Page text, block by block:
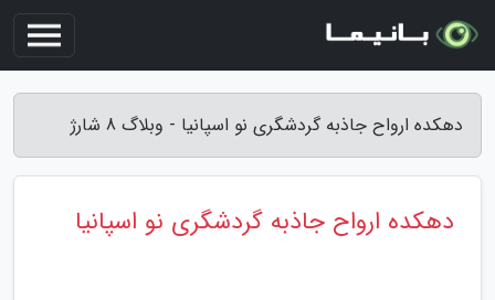
دهکده ارواح جاذبه گردشگری نو اسپانیا - وبلاگ 8 شارژ
دهکده ارواح جاذبه گردشگری نو اسپانیا